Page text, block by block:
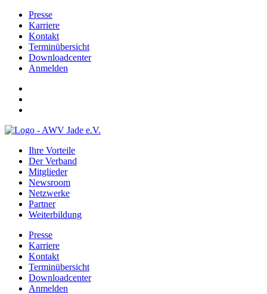
Presse
Karriere
Kontakt
Terminübersicht
Downloadcenter
Anmelden
Ihre Vorteile
Der Verband
Mitglieder
Newsroom
Netzwerke
Partner
Weiterbildung
Presse
Karriere
Kontakt
Terminübersicht
Downloadcenter
Anmelden